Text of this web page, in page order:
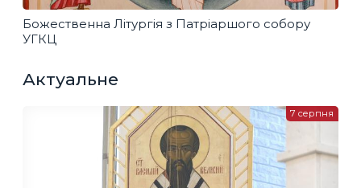
Божественна Літургія з Патріаршого собору
УГКЦ
Актуальне
7 серпня